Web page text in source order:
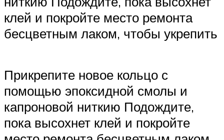
клей и покройте место ремонта
бесцветным лаком, чтобы укрепить
Прикрепите новое кольцо с
помощью эпоксидной смолы и
капроновой ниткию Подождите,
пока высохнет клей и покройте